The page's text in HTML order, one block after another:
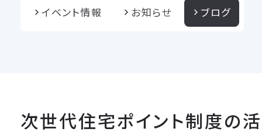
イベント情報 お知らせ ブログ
次世代住宅ポイント制度の